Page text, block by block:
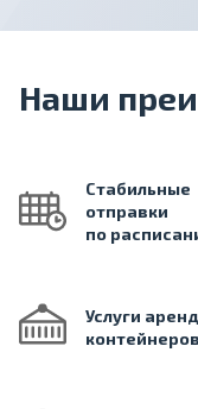
Наши
Стабильные
отправки
по
Услуги
контейнеров